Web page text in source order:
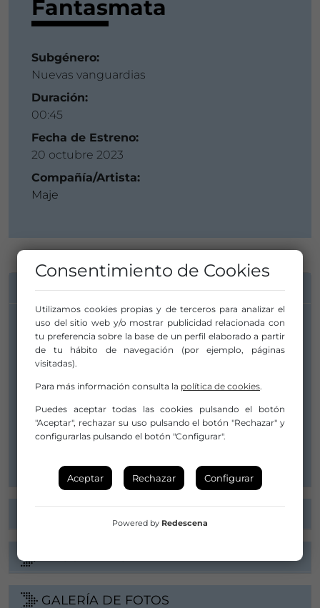
Fantasmata
Subgénero:
Nuevas vanguardias
Duración:
00:45
Fecha de Estreno:
20 octubre 2023
Compañía/Artista:
Maje
INFORMACIÓN DE CONTACTO
Compañía/Artista:
Maje
640907033
GALERÍA DE FOTOS
Consentimiento de Cookies
Utilizamos cookies propias y de terceros para analizar el
uso del sitio web y/o mostrar publicidad relacionada con
tu preferencia sobre la base de un perfil elaborado a partir
de tu hábito de navegación (por ejemplo, páginas
visitadas).
Para más información consulta la política de cookies.
Puedes aceptar todas las cookies pulsando el botón
"Aceptar", rechazar su uso pulsando el botón "Rechazar" y
configurarlas pulsando el botón "Configurar".
Aceptar Rechazar Configurar
Powered by Redescena